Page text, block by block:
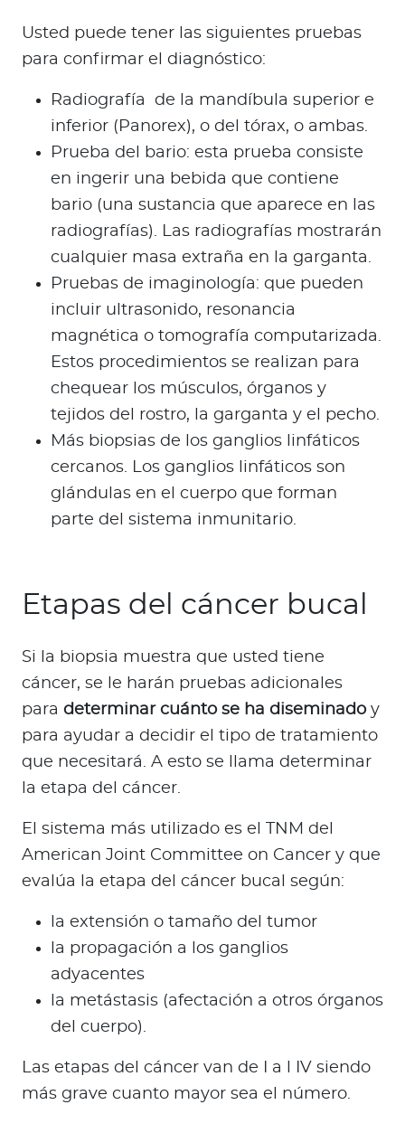
Usted puede tener las siguientes pruebas
para confirmar el diagnóstico:
Radiografía de la mandíbula superior e
inferior (Panorex), o del tórax, o ambas.
Prueba del bario: esta prueba consiste
en ingerir una bebida que contiene
bario (una sustancia que aparece en las
radiografías). Las radiografías mostrarán
cualquier masa extraña en la garganta.
Pruebas de imaginología: que pueden
incluir ultrasonido, resonancia
magnética o tomografía computarizada.
Estos procedimientos se realizan para
chequear los músculos, órganos y
tejidos del rostro, la garganta y el pecho.
Más biopsias de los ganglios linfáticos
cercanos. Los ganglios linfáticos son
glándulas en el cuerpo que forman
parte del sistema inmunitario.
Etapas del cáncer bucal
Si la biopsia muestra que usted tiene
cáncer, se le harán pruebas adicionales
para determinar cuánto se ha diseminadoy
para ayudar a decidir el tipo de tratamiento
que necesitará. A esto se llama determinar
la etapa del cáncer.
El sistema más utilizado es el TNM del
American Joint Committee on Cancer y que
evalúa la etapa del cáncer bucal según:
la extensión o tamaño del tumor
la propagación a los ganglios
adyacentes
la metástasis (afectación a otros órganos
del cuerpo).
Las etapas del cáncer van de I a l IV siendo
más grave cuanto mayor sea el número.